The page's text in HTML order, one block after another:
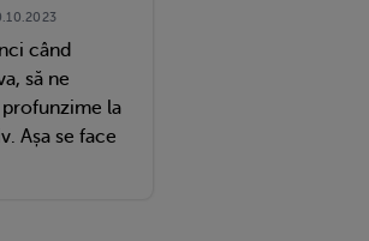
când
să ne
la
Așa se face